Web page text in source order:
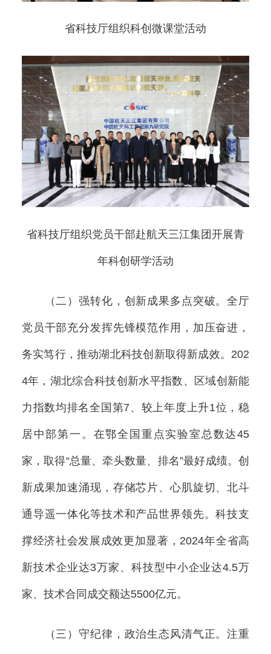
省科技厅组织科创微课堂活动
省科技厅组织党员干部赴航天三江集团开展青
年科创研学活动
（二）强转化，创新成果多点突破。全厅
党员干部充分发挥先锋模范作用，加压奋进，
务实笃行，推动湖北科技创新取得新成效。202
4年，湖北综合科技创新水平指数、区域创新能
力指数均排名全国第7、较上年度上升1位，稳
居中部第一。在鄂全国重点实验室总数达45
家，取得“总量、牵头数量、排名”最好成绩。创
新成果加速涌现，存储芯片、心肌旋切、北斗
通导遥一体化等技术和产品世界领先。科技支
撑经济社会发展成效更加显著，2024年全省高
新技术企业达3万家、科技型中小企业达4.5万
家、技术合同成交额达5500亿元。
（三）守纪律，政治生态风清气正。注重